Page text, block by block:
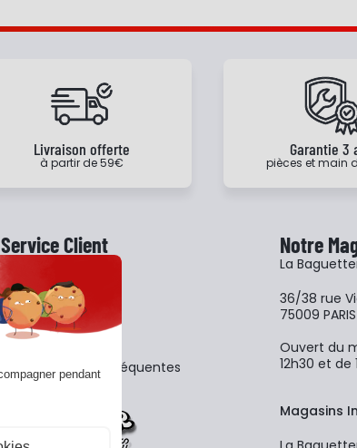
Livraison offerte
à partir de 59€
Garantie 3
pièces et main
Service Client
Garantie 3 ans
CGV
FAQ - Questions Fréquentes
Notre
La
36/38 rue
75009 PARIS
Ouvert du
12h30 et de
Magasins